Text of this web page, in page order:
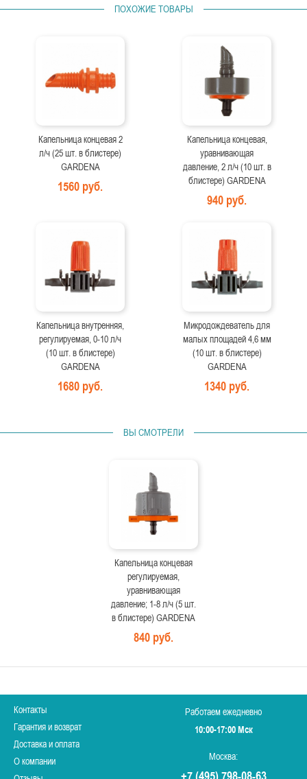
ПОХОЖИЕ ТОВАРЫ
Капельница концевая 2
л/ч (25 шт. в блистере)
GARDENA
1560 руб.
Капельница концевая,
уравнивающая
давление, 2 л/ч (10 шт. в
блистере) GARDENA
940 руб.
Капельница внутренняя,
регулируемая, 0-10 л/ч
(10 шт. в блистере)
GARDENA
1680 руб.
Микродождеватель для
малых площадей 4,6 мм
(10 шт. в блистере)
GARDENA
1340 руб.
ВЫ СМОТРЕЛИ
Капельница концевая
регулируемая,
уравнивающая
давление; 1-8 л/ч (5 шт.
в блистере) GARDENA
840 руб.
Контакты
Гарантия и возврат
Доставка и оплата
О компании
Работаем ежедневно
10:00-17:00 Мск
Москва: